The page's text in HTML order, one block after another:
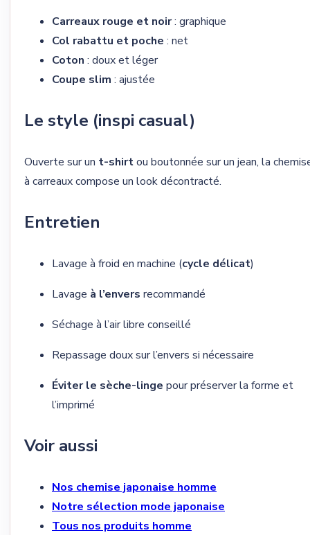
Carreaux rouge et noir: graphique
Col rabattu et poche : net
Coton : doux et léger
Coupe slim : ajustée
Le style (inspi casual)
Ouverte sur un t-shirtou boutonnée sur un jean, la
à carreaux compose un look décontracté.
Entretien
Lavage à froid en machine (cycle délicat)
Lavage à l’envers recommandé
Séchage à l’air libre conseillé
Repassage doux sur l’envers si nécessaire
Éviter le sèche-linge pour préserver la forme et
l’imprimé
Voir aussi
Nos chemise japonaise homme
Notre sélection mode japonaise
Tous nos produits homme